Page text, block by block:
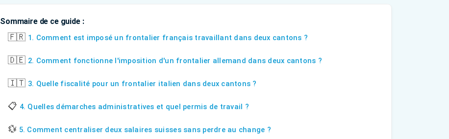
Sommaire de ce guide :
🇫🇷 1. Comment est imposé un frontalier français travaillant dans deux cantons ?
🇩🇪 2. Comment fonctionne l'imposition d'un frontalier allemand dans deux cantons ?
🇮🇹 3. Quelle fiscalité pour un frontalier italien dans deux cantons ?
📋 4. Quelles démarches administratives et quel permis de travail ?
💱 5. Comment centraliser deux salaires suisses sans perdre au change ?